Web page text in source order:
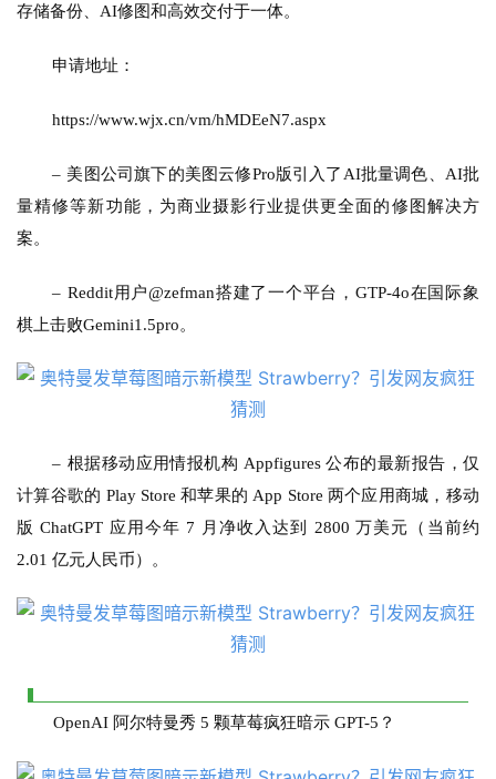
A
存储备份、AI修图和高效交付于一体。
申请地址：
https://www.wjx.cn/vm/hMDEeN7.aspx
– 美图公司旗下的美图云修Pro版引入了AI批量调色、AI批
量精修等新功能，为商业摄影行业提供更全面的修图解决方
案。
– Reddit用户@zefman搭建了一个平台，GTP-4o在国际象
棋上击败Gemini1.5pro。
– 根据移动应用情报机构 Appfigures 公布的最新报告，仅
计算谷歌的 Play Store 和苹果的 App Store 两个应用商城，移动
版 ChatGPT 应用今年 7 月净收入达到 2800 万美元（当前约
2.01 亿元人民币）。
OpenAI 阿尔特曼秀 5 颗草莓疯狂暗示 GPT-5？